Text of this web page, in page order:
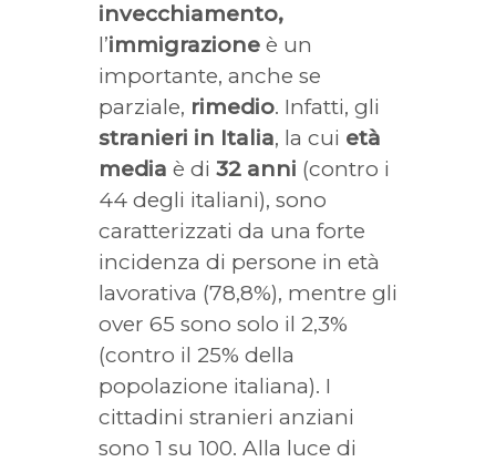
invecchiamento,
l’immigrazione è un
importante, anche se
parziale, rimedio. Infatti, gli
stranieri in Italia, la cui età
media è di 32 anni (contro i
44 degli italiani), sono
caratterizzati da una forte
incidenza di persone in età
lavorativa (78,8%), mentre gli
over 65 sono solo il 2,3%
(contro il 25% della
popolazione italiana). I
cittadini stranieri anziani
sono 1 su 100. Alla luce di